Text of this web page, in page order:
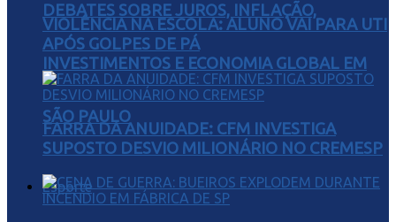
DEBATES SOBRE JUROS, INFLAÇÃO,
INVESTIMENTOS E ECONOMIA GLOBAL EM
SÃO PAULO
Esporte
VIOLÊNCIA NA ESCOLA: ALUNO VAI PARA UTI
APÓS GOLPES DE PÁ
FARRA DA ANUIDADE: CFM INVESTIGA
SUPOSTO DESVIO MILIONÁRIO NO CREMESP